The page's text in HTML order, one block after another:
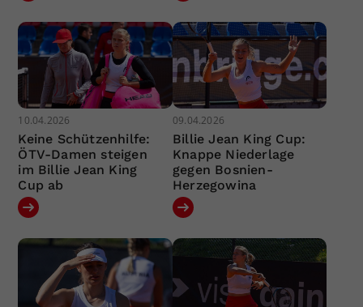
10.04.2026
Keine Schützenhilfe:
ÖTV-Damen steigen
im Billie Jean King
Cup ab
09.04.2026
Billie Jean King Cup:
Knappe Niederlage
gegen Bosnien-
Herzegowina